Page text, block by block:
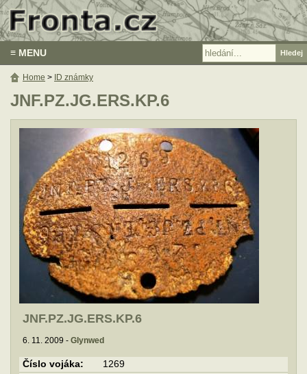
≡ MENU
JNF.PZ.JG.ERS.KP.6
JNF.PZ.JG.ERS.KP.6
6. 11. 2009 - Glynwed
Číslo vojáka:
1269
Home > ID známky